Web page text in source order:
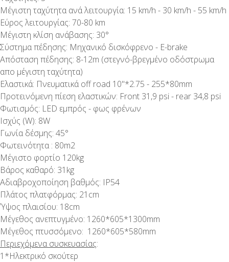
Μέγιστη ταχύτητα ανά λειτουργία: 15 km/h - 30 km/h - 55 km/h
Εύρος λειτουργίας: 70-80 km
Μέγιστη κλίση ανάβασης: 30°
Σύστημα πέδησης: Μηχανικό δισκόφρενο - E-brake
Απόσταση πέδησης: 8-12m (στεγνό-βρεγμένο οδόστρωμα
απο μέγιστη ταχύτητα)
Ελαστικά: Πνευματικά off road 10''*2.75 - 255*80mm
Προτεινόμενη πίεση ελαστικών: Front 31,9 psi - rear 34,8 psi
Φωτισμός: LED εμπρός - φως φρένων
Ισχύς (W): 8W
Γωνία δέσμης: 45°
Φωτεινότητα : 80m2
Μέγιστο φορτίο 120kg
Βάρος καθαρό: 31kg
Αδιαβροχοποίηση βαθμός: IP54
Πλάτος πλατφόρμας: 21cm
Ύψος πλαισίου: 18cm
Μέγεθος ανεπτυγμένο: 1260*605*1300mm
Μέγεθος πτυσσόμενο: 1260*605*580mm
Περιεχόμενα συσκευασίας:
1*Ηλεκτρικό σκούτερ